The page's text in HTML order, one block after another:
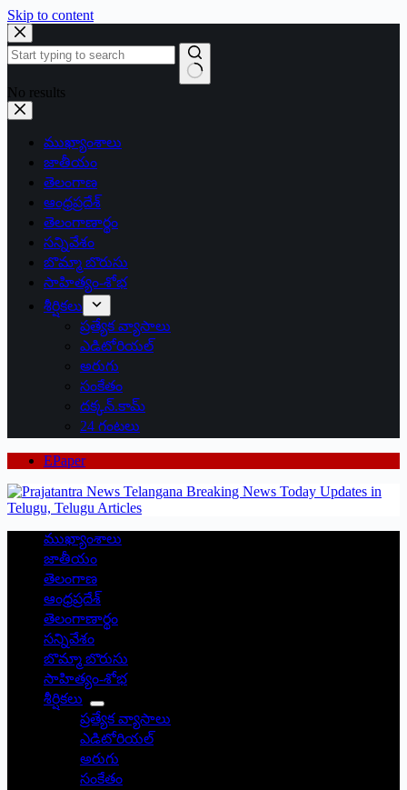
Skip to content
No results
ముఖ్యాంశాలు
జాతీయం
తెలంగాణ
ఆంధ్రప్రదేశ్
తెలంగాణార్థం
సన్నివేశం
బొమ్మా బొరుసు
సాహిత్యం-శోభ
శీర్షికలు
ప్రత్యేక వ్యాసాలు
ఎడిటోరియల్
అరుగు
సంకేతం
దక్కన్.కామ్
24 గంటలు
EPaper
ముఖ్యాంశాలు
జాతీయం
తెలంగాణ
ఆంధ్రప్రదేశ్
తెలంగాణార్థం
సన్నివేశం
బొమ్మా బొరుసు
సాహిత్యం-శోభ
శీర్షికలు
ప్రత్యేక వ్యాసాలు
ఎడిటోరియల్
అరుగు
సంకేతం